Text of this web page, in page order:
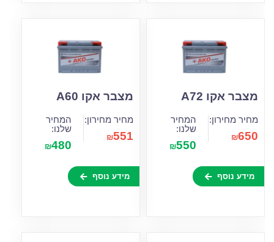
מצבר אקו A72
מחיר מחירון:
₪650
המחיר
שלנו:
₪550
מידע נוסף
מצבר אקו A60
מחיר מחירון:
₪551
המחיר
שלנו:
₪480
מידע נוסף